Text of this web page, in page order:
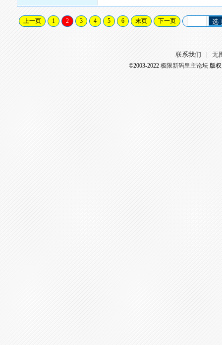
上一页 1 2 3 4 5 6 末页 下一页 选
联系我们 无
©2003-2022 极限新码皇主论坛版权